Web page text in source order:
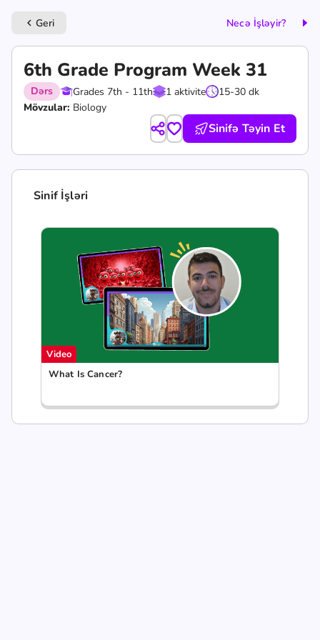
keyboard_arrow_left Geri Necə İşləyir?
6th Grade Program Week 31
Dərs Grades 7th - 11th 1 aktivite
15-30 dk
Mövzular: Biology
Sinifə Təyin Et
Sinif İşləri
Video
What Is Cancer?